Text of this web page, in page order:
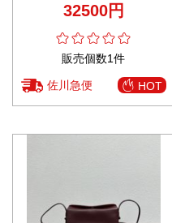
32500円
販売個数1件
佐川急便 HOT